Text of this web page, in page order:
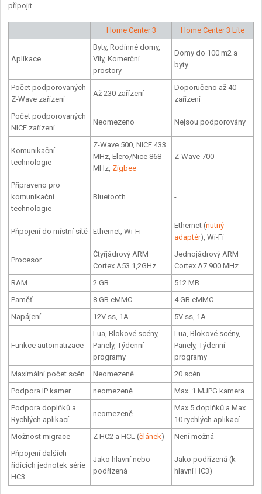
připojit.
Home Center 3 Home Center 3 Lite
Aplikace
Byty, Rodinné domy,
Vily, Komerční
prostory
Domy do 100 m2 a
byty
Počet podporovaných
Z-Wave zařízení
Až 230 zařízení
Doporučeno až 40
zařízení
Počet podporovaných
NICE zařízení
Neomezeno Nejsou podporovány
Komunikační
technologie
Z-Wave 500, NICE 433
MHz, Elero/Nice 868
MHz, Zigbee
Z-Wave 700
Připraveno pro
komunikační
technologie
Bluetooth -
Připojení do místní sítě Ethernet, Wi-Fi
Ethernet (nutný
adaptér), Wi-Fi
Procesor
Čtyřjádrový ARM
Cortex A53 1,2GHz
Jednojádrový ARM
Cortex A7 900 MHz
RAM
2 GB
512 MB
Paměť
8 GB eMMC
4 GB eMMC
Napájení
12V ss, 1A 5V ss, 1A
Funkce automatizace
Lua, Blokové scény,
Panely, Týdenní
programy
Lua, Blokové scény,
Panely, Týdenní
programy
Maximální počet scén
Neomezeně
20 scén
Podpora IP kamer
neomezeně
Max. 1 MJPG kamera
Podpora doplňků a
Rychlých aplikací
neomezeně
Max 5 doplňků a Max.
10 rychlých aplikací
Možnost migrace
Z HC2 a HCL (článek)
Není možná
Připojení dalších
řídicích jednotek série
HC3
Jako hlavní nebo
podřízená
Jako podřízená (k
hlavní HC3)